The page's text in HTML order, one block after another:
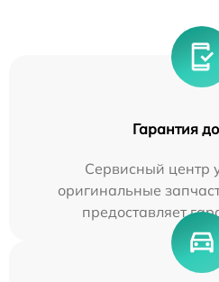
Гарантия
Сервисный центр
оригинальные
предоставляет